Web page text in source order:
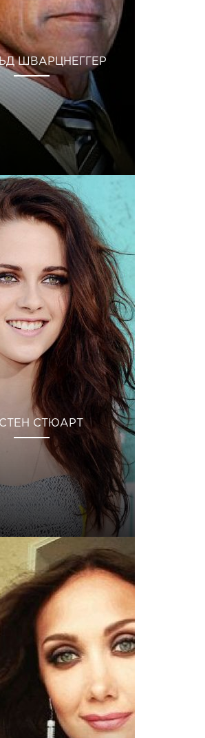
ШВАРЦНЕГГЕР
СТЮАРТ